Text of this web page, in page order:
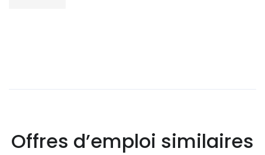
Offres d’emploi similaires